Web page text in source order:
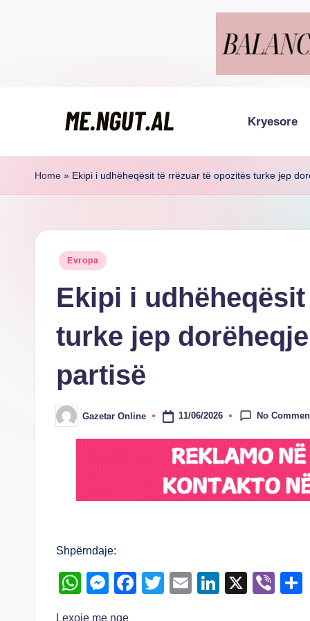
M
e
g
lexohen
ngut
Kryesore
Home » Ekipi i udhëheqësit të rrëzuar të opozitës turke jep
Posted
Evropa
Ekipi i
turke jep
partisë
Posted
by
Gazetar Online 11/06/2026 No
Shpërndaje:
W
M
F
T
E
Li
X
Vi
Lexoje me nge